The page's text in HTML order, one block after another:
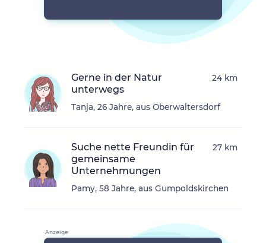
Gerne in der Natur
unterwegs
Tanja, 26 Jahre, aus Oberwaltersdorf
24 km
Suche nette Freundin für
gemeinsame
Unternehmungen
Pamy, 58 Jahre, aus Gumpoldskirchen
27 km